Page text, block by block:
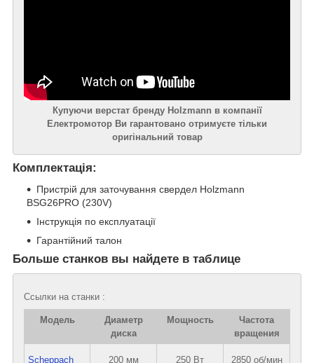
Купуючи верстат бренду Holzmann в компанії
Електромотор Ви гарантовано отримуєте тільки
оригінальний товар
Комплектація:
Пристрій для заточування свердел Holzmann
BSG26PRO (230V)
Інструкція по експлуатації
Гарантійний талон
Больше станков вы найдете в таблице
Ссылки на станки :
Модель
Диаметр
диска
Мощность
Частота
вращения
Scheppach 200 мм 250 Вт 2850 об/мин